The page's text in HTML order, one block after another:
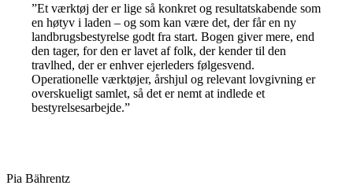
”Et værktøj der er lige så konkret og resultatskabende som
en høtyv i laden – og som kan være det, der får en ny
landbrugsbestyrelse godt fra start. Bogen giver mere, end
den tager, for den er lavet af folk, der kender til den
travlhed, der er enhver ejerleders følgesvend.
Operationelle værktøjer, årshjul og relevant lovgivning er
overskueligt samlet, så det er nemt at indlede et
bestyrelsesarbejde.”
Pia Bährentz